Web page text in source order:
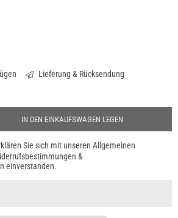
Lieferung & Rücksendung
IN DEN EINKAUFSWAGEN LEGEN
Sie sich mit unseren Allgemeinen
&
einverstanden.